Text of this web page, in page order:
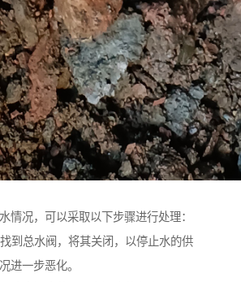
情况，可以采取以下步骤进行处理：
到总水阀，将其关闭，以停止水的供
进一步恶化。